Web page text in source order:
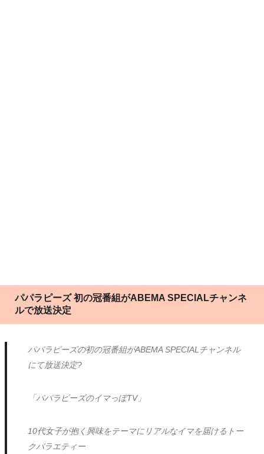
パパラピーズ 初の冠番組がABEMA SPECIALチャンネ
ルで放送決定
パパラピーズの初の冠番組がABEMA SPECIALチャンネル
にて放送決定?
「パパラピーズのイマっぽTV」
10代女子が抱く興味をテーマにリアルなイマを届けるトー
クバラエティー